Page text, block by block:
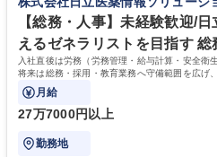
リモート可
きます。 残業少なめ、週1日リモート可
ち長期活躍できる環境です。 「これま
キャリアを築きたい」という前向きな意
歴・資格 学歴：大学院 大学 高専 短大
簿記検定1級 日商簿記検定2級 日商簿記
【総務・人事】未経験歓迎/
えるゼネラリストを目指す 総
入社直後は労務（労務管理・給与計算・安全衛
将来は総務・採用・教育業務へ守備範囲を広げ
ます。
月給
27万7000円以上
勤務地